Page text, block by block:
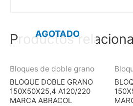
Productos
AGOTADO
Bloques de doble grano
BLOQUE DOBLE GRANO
150X50X25,4 A120/220
MARCA ABRACOL